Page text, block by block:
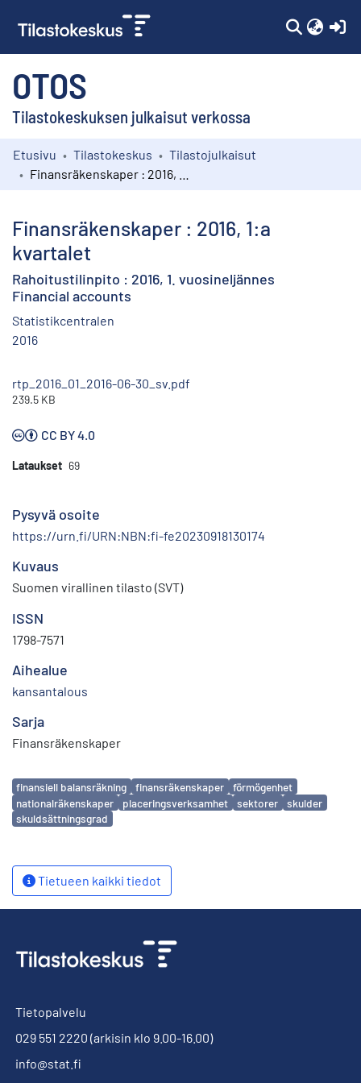
OTOS
Tilastokeskuksen julkaisut verkossa
Kokoelmat
Etusivu Tilastokeskus
Tilastojulkaisut
Finansräkenskaper : 2016, 1:a
kvartalet
Rahoitustilinpito : 2016, 1. vuosineljännes
Financial accounts
Statistikcentralen
2016
rtp_2016_01_2016-06-30_sv.pdf
239.5 KB
CC BY 4.0
Lataukset 69
Pysyvä osoite
https://urn.fi/URN:NBN:fi-fe20230918130174
Kuvaus
Suomen virallinen tilasto (SVT)
ISSN
1798-7571
Aihealue
kansantalous
Sarja
Finansräkenskaper
Avainsanat
finansiell balansräkning finansräkenskaper
förmögenhet
nationalräkenskaper
placeringsverksamhet sektorer
skulder
skuldsättningsgrad
Tietueen kaikki tiedot
Tietopalvelu
029 551 2220 (arkisin klo 9.00-16.00)
info@stat.fi